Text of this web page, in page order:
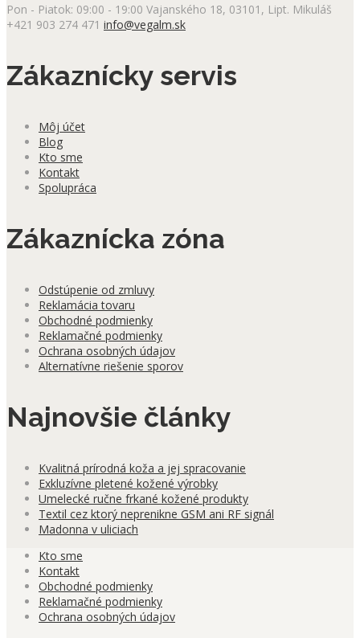
Pon - Piatok: 09:00 - 19:00 Vajanského 18, 03101, Lipt. Mikuláš
+421 903 274 471 info@vegalm.sk
Zákaznícky servis
Môj účet
Blog
Kto sme
Kontakt
Spolupráca
Zákaznícka zóna
Odstúpenie od zmluvy
Reklamácia tovaru
Obchodné podmienky
Reklamačné podmienky
Ochrana osobných údajov
Alternatívne riešenie sporov
Najnovšie články
Kvalitná prírodná koža a jej spracovanie
Exkluzívne pletené kožené výrobky
Umelecké ručne frkané kožené produkty
Textil cez ktorý neprenikne GSM ani RF signál
Madonna v uliciach
Kto sme
Kontakt
Obchodné podmienky
Reklamačné podmienky
Ochrana osobných údajov